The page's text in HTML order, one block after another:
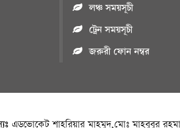
লঞ্চ সময়সূচী
ট্রেন সময়সূচী
জরুরী ফোন নম্বর
এডভোকেট শাহরিয়ার মাহমুদ,মোঃ মাহবুবুর